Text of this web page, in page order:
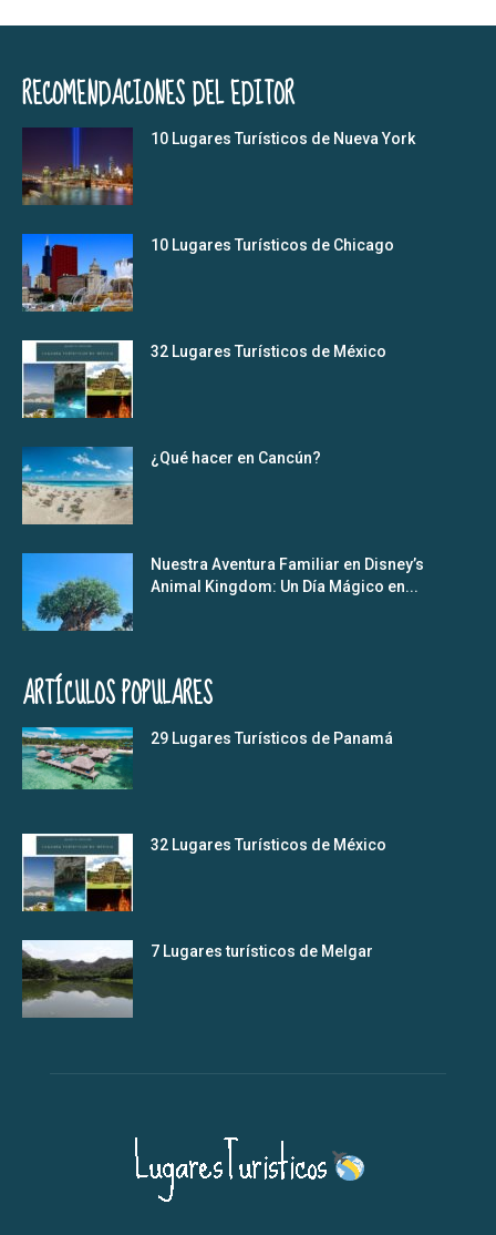
RECOMENDACIONES DEL EDITOR
10 Lugares Turísticos de Nueva York
10 Lugares Turísticos de Chicago
32 Lugares Turísticos de México
¿Qué hacer en Cancún?
Nuestra Aventura Familiar en Disney’s
Animal Kingdom: Un Día Mágico en...
ARTÍCULOS POPULARES
29 Lugares Turísticos de Panamá
32 Lugares Turísticos de México
7 Lugares turísticos de Melgar